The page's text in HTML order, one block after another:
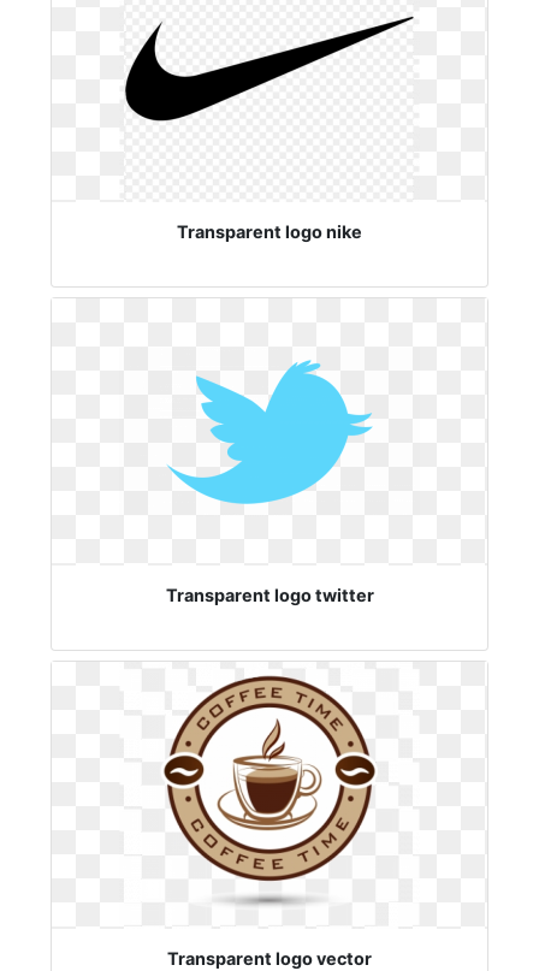
Transparent logo nike
Transparent logo twitter
Transparent logo vector